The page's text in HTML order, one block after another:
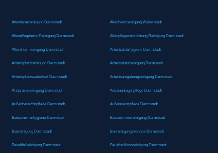
Altenheimreinigung Darmstadt Altenheimreinigung Weiterstadt
Altenpflegeheim Reinigung Darmstadt Altenpflegereinrichtung Reinigung Darmstadt
Altersheimreinigung Darmstadt Arbeitsplatzhygiene Darmstadt
Arbeitsplatzreinigung Darmstadt Arbeitsplatzreinigung Darmstadt
Arbeitsplatzsauberkeit Darmstadt Arbeitsumgebungreinigung Darmstadt
Arztpraxisreinigung Darmstadt Außenanlagenpflege Darmstadt
Außenbereichspflege Darmstadt Außenraumpflege Darmstadt
Badezimmerhygiene Darmstadt Badezimmerreinigung Darmstadt
Badreinigung Darmstadt Badreinigungsservice Darmstadt
Bauabfallreinigung Darmstadt Bauabschlussreinigung Darmstadt